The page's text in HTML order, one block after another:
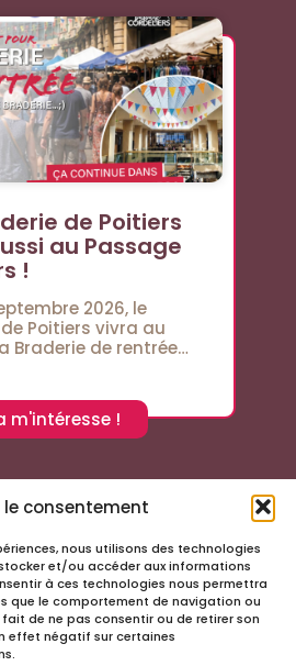
le consentement
nous utilisons des technologies
et/ou accéder aux informations
à ces technologies nous permettra
que le comportement de navigation ou
fait de ne pas consentir ou de retirer son
effet négatif sur certaines
de Poitiers
au Passage
!
2026, le
Poitiers vivra au
Braderie de rentrée…
m'intéresse !
réseaux sociaux